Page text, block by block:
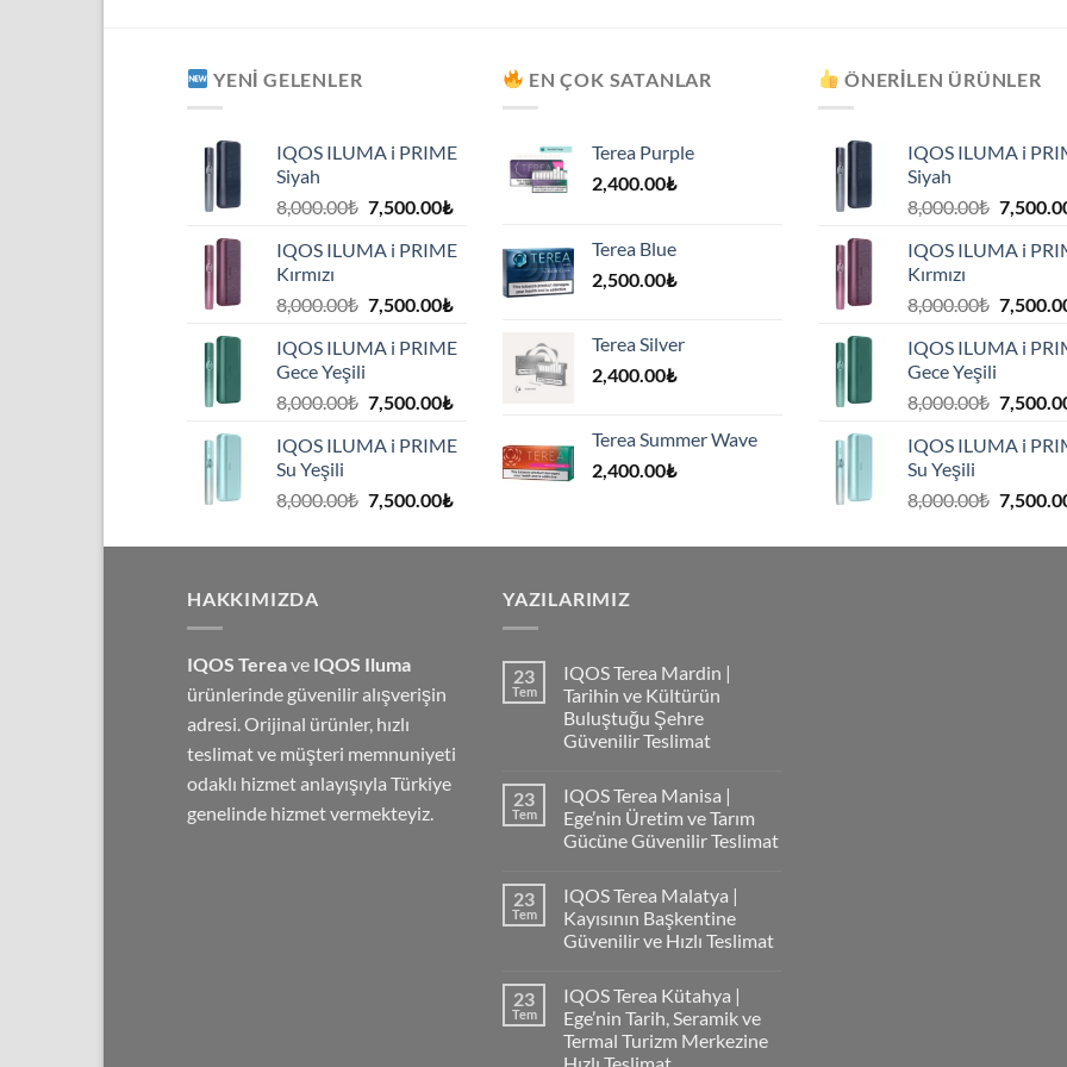
YENI GELENLER
IQOS ILUMA i PRIME
Siyah
8,000.00₺ Orijinal
8,000.00₺.
7,500.00₺Şu
fiyat:
7,500.00₺.
IQOS ILUMA i PRIME
Kırmızı
8,000.00₺ Orijinal
8,000.00₺.
7,500.00₺Şu
fiyat:
7,500.00₺.
IQOS ILUMA i PRIME
Gece Yeşili
8,000.00₺ Orijinal
8,000.00₺.
7,500.00₺Şu
fiyat:
7,500.00₺.
IQOS ILUMA i PRIME
Su Yeşili
8,000.00₺ Orijinal
8,000.00₺.
7,500.00₺Şu
fiyat:
EN ÇOK SATANLAR
Terea Purple
2,400.00₺
Terea Blue
2,500.00₺
Terea Silver
2,400.00₺
Terea Summer Wave
2,400.00₺
ÖNERILEN ÜRÜNLER
IQOS ILUMA i
Siyah
8,000.00₺ Orijinal
IQOS ILUMA i
Kırmızı
8,000.00₺ Orijinal
IQOS ILUMA i
Gece Yeşili
8,000.00₺ Orijinal
IQOS ILUMA i
Su Yeşili
8,000.00₺ Orijinal
HAKKIMIZDA
IQOS Tereave IQOS Iluma
ürünlerinde güvenilir alışverişin
adresi. Orijinal ürünler, hızlı
teslimat ve müşteri memnuniyeti
odaklı hizmet anlayışıyla Türkiye
genelinde hizmet vermekteyiz.
YAZILARIMIZ
23
Tem
IQOS Terea Mardin |
Tarihin ve Kültürün
Buluştuğu Şehre
Güvenilir Teslimat
23
Tem
IQOS Terea Manisa |
Ege’nin Üretim ve Tarım
Gücüne Güvenilir Teslimat
23
Tem
IQOS Terea Malatya |
Kayısının Başkentine
Güvenilir ve Hızlı Teslimat
23
Tem
IQOS Terea Kütahya |
Ege’nin Tarih, Seramik ve
Termal Turizm Merkezine